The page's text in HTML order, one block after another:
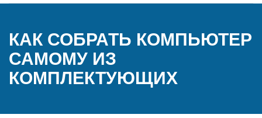
КАК СОБРАТЬ КОМПЬЮТЕР
САМОМУ ИЗ
КОМПЛЕКТУЮЩИХ